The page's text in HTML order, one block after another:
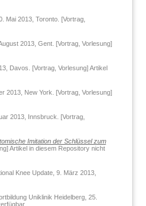
Mai 2013, Toronto. [Vortrag,
2013, Gent. [Vortrag, Vorlesung]
Davos. [Vortrag, Vorlesung] Artikel
2013, New York. [Vortrag, Vorlesung]
2013, Innsbruck. [Vortrag,
Imitation der Schlüssel zum
Artikel in diesem Repository nicht
Knee Update, 9. März 2013,
Uniklinik Heidelberg, 25.